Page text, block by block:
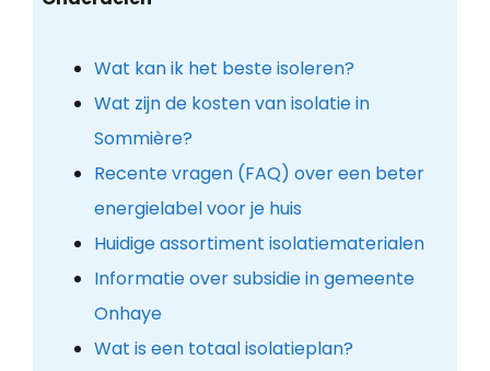
Wat kan ik het beste isoleren?
Wat zijn de kosten van isolatie in
Sommière?
Recente vragen (FAQ) over een beter
energielabel voor je huis
Huidige assortiment isolatiematerialen
Informatie over subsidie in gemeente
Onhaye
Wat is een totaal isolatieplan?